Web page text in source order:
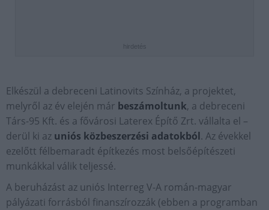
hirdetés
Elkészül a debreceni Latinovits Színház, a projektet,
melyről az év elején már beszámoltunk, a debreceni
Társ-95 Kft. és a fővárosi Laterex Építő Zrt. vállalta el –
derül ki az uniós közbeszerzési adatokból. Az évekkel
ezelőtt félbemaradt építkezés most belsőépítészeti
munkákkal válik teljessé.
A beruházást az uniós Interreg V-A román-magyar
pályázati forrásból finanszírozzák (ebben a programban